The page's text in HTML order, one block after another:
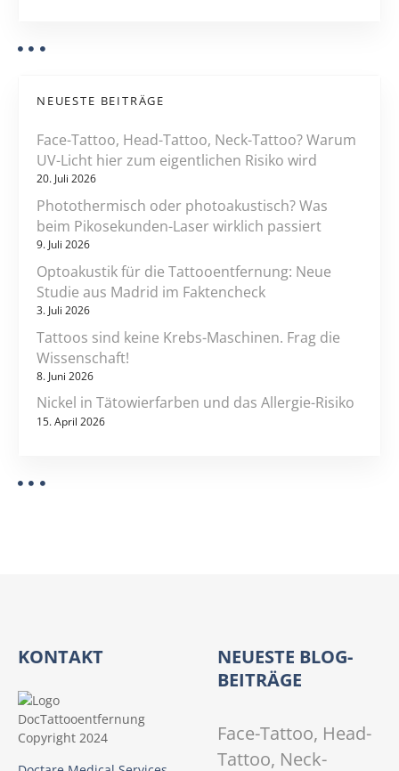
t
b
e
ö
r
e
A
M
P
a
NEUESTE BEITRÄGE
Face-Tattoo, Head-Tattoo, Neck-Tattoo? Warum
UV-Licht hier zum eigentlichen Risiko wird
20. Juli 2026
Photothermisch oder photoakustisch? Was
beim Pikosekunden-Laser wirklich passiert
9. Juli 2026
Optoakustik für die Tattooentfernung: Neue
Studie aus Madrid im Faktencheck
3. Juli 2026
Tattoos sind keine Krebs-Maschinen. Frag die
Wissenschaft!
8. Juni 2026
Nickel in Tätowierfarben und das Allergie-Risiko
15. April 2026
KONTAKT
NEUESTE BLOG-
BEITRÄGE
Face-Tattoo, Head-
Tattoo, Neck-